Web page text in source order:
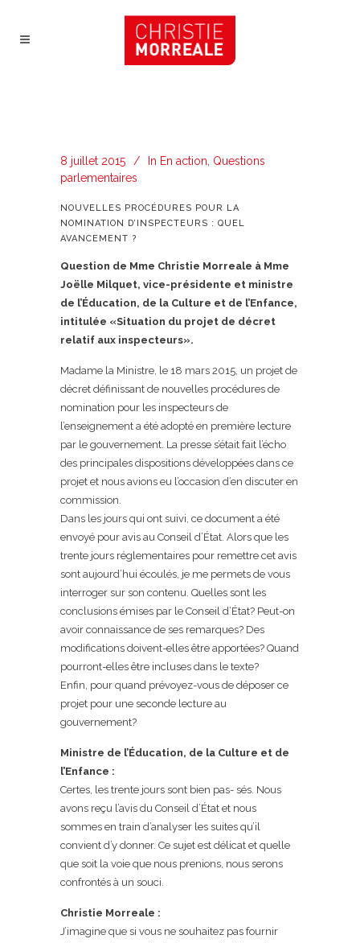
8 juillet 2015 In En action Questions
parlementaires
NOUVELLES PROCÉDURES POUR LA
NOMINATION D’INSPECTEURS : QUEL
AVANCEMENT ?
Question de Mme Christie Morreale à Mme
Joëlle Milquet, vice-présidente et ministre
de l’Éducation, de la Culture et de l’Enfance,
intitulée «Situation du projet de décret
relatif aux inspecteurs».
Madame la Ministre, le 18 mars 2015, un projet de
décret définissant de nouvelles procédures de
nomination pour les inspecteurs de
l’enseignement a été adopté en première lecture
par le gouvernement. La presse s’était fait l’écho
des principales dispositions développées dans ce
projet et nous avions eu l’occasion d’en discuter en
commission.
Dans les jours qui ont suivi, ce document a été
envoyé pour avis au Conseil d’État. Alors que les
trente jours réglementaires pour remettre cet avis
sont aujourd’hui écoulés, je me permets de vous
interroger sur son contenu. Quelles sont les
conclusions émises par le Conseil d’État? Peut-on
avoir connaissance de ses remarques? Des
modifications doivent-elles être apportées? Quand
pourront-elles être incluses dans le texte?
Enfin, pour quand prévoyez-vous de déposer ce
projet pour une seconde lecture au
gouvernement?
Ministre de l’Éducation, de la Culture et de
l’Enfance :
Certes, les trente jours sont bien pas- sés. Nous
avons reçu l’avis du Conseil d’État et nous
sommes en train d’analyser les suites qu’il
convient d’y donner. Ce sujet est délicat et quelle
que soit la voie que nous prenions, nous serons
confrontés à un souci.
Christie Morreale :
J’imagine que si vous ne souhaitez pas fournir